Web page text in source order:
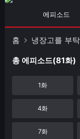
에피소드
홈
총 에피소드(81화)
1화
4화
7화